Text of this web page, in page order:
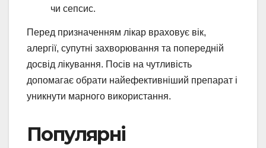
чи сепсис.
Перед призначенням лікар враховує вік,
алергії, супутні захворювання та попередній
досвід лікування. Посів на чутливість
допомагає обрати найефективніший препарат і
уникнути марного використання.
Популярні